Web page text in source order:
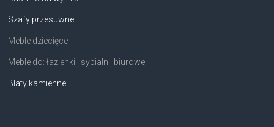
Szafy przesuwne
Meble dziecięce
Meble do: łazienki, sypialni, biurowe
Blaty kamienne